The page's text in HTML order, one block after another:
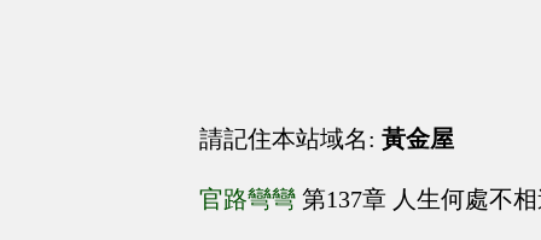
請記住本站域名: 黃金屋
官路彎彎 第137章 人生何處不